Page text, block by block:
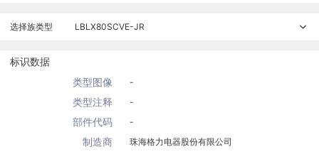
选择族类型 LBLX80SCVE-JR
标识数据
类型图像
-
类型注释 -
部件代码 -
制造商 珠海格力电器股份有限公司